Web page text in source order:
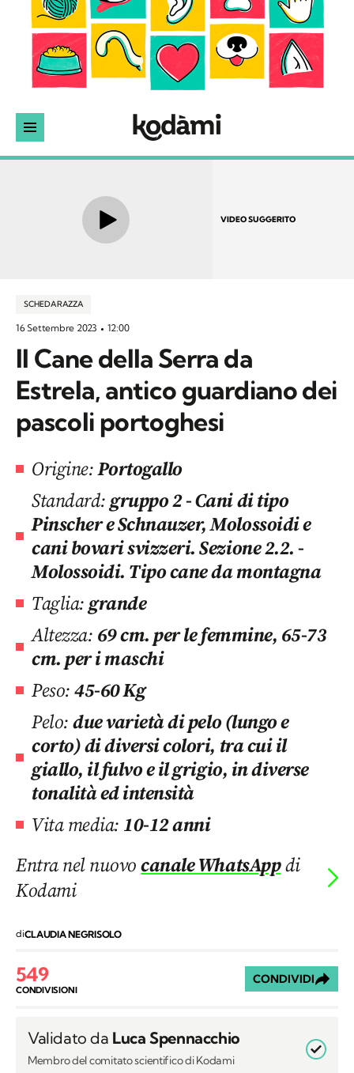
VIDEO SUGGERITO
SCHEDA RAZZA
16 Settembre 2023 12:00
Il Cane della Serra da
Estrela, antico guardiano dei
pascoli portoghesi
Origine:Portogallo
Standard:gruppo 2 - Cani di tipo
Pinscher e Schnauzer, Molossoidi e
cani bovari svizzeri. Sezione 2.2. -
Molossoidi. Tipo cane da montagna
Taglia:grande
Altezza: 69 cm. per le femmine, 65-73
cm. per i maschi
Peso:45-60 Kg
Pelo:due varietà di pelo (lungo e
corto) di diversi colori, tra cui il
giallo, il fulvo e il grigio, in diverse
tonalità ed intensità
Vita media: 10-12 anni
Entra nel nuovocanale WhatsAppdi
Kodami
diCLAUDIA NEGRISOLO
549
CONDIVISIONI
CONDIVIDI
Validato da Luca Spennacchio
Membro del comitato scientifico di Kodami